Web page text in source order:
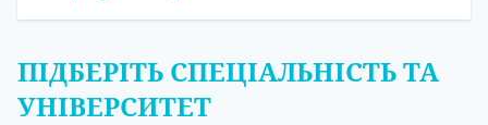
ПІДБЕРІТЬ СПЕЦІАЛЬНІСТЬ ТА
УНІВЕРСИТЕТ